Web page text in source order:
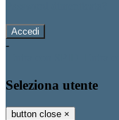
-
Seleziona utente
button close ×